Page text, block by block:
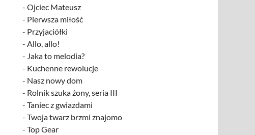
-Ojciec Mateusz
- Pierwsza miłość
- Przyjaciółki
-Allo, allo!
- Jaka to melodia?
- Kuchenne rewolucje
- Nasz nowy dom
- Rolnik szuka żony, seria III
-Taniec z gwiazdami
-Twoja twarz brzmi znajomo
-Top Gear